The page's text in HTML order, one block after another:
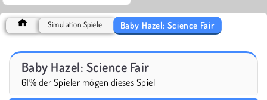
Simulation Spiele Baby Hazel: Science Fair
Baby Hazel: Science Fair
61% der Spieler mögen dieses Spiel